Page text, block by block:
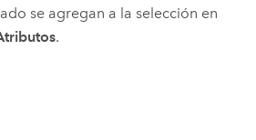
se agregan a la selección en
.